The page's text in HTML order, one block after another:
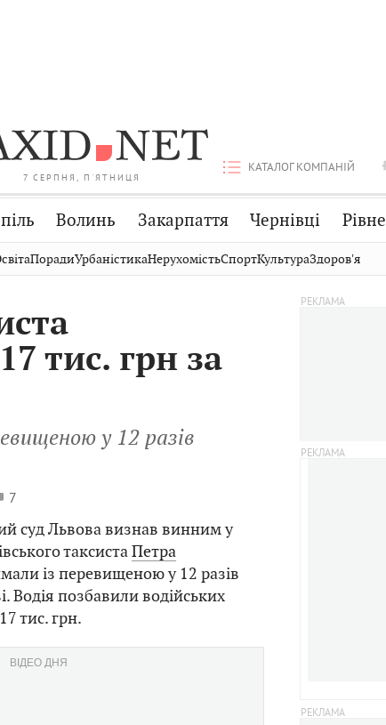
7 СЕРПНЯ, П'ЯТНИЦЯ
КАТАЛОГ КОМПАНІЙ
Волинь Закарпаття Чернівці Рівне
Публікації Авто Словко
ПорадиУрбаністикаНерухомістьСпортКультураЗдоровʼя
тис. грн за
у 12 разів
7
суд Львова визнав винним у
таксистаПетра
із перевищеною у 12 разів
Водія позбавили водійських
тис. грн.
ВІДЕО ДНЯ